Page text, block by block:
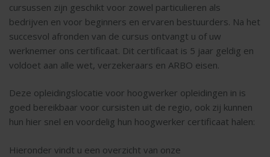
cursussen zijn geschikt voor zowel particulieren als
bedrijven en voor beginners en ervaren bestuurders. Na het
succesvol afronden van de cursus ontvangt u of uw
werknemer ons certificaat. Dit certificaat is 5 jaar geldig en
voldoet aan alle wet, verzekeraars en ARBO eisen.
Deze opleidingslocatie voor hoogwerker opleidingen in is
goed bereikbaar voor cursisten uit de regio, ook zij kunnen
hun hier snel en voordelig hun hoogwerker certificaat halen:
Hieronder vindt u een overzicht van onze